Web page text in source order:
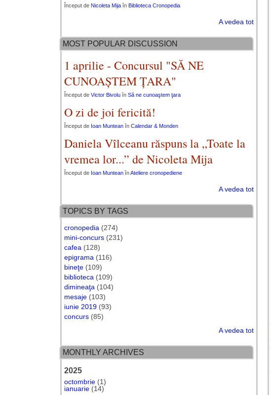
Început de Nicoleta Mija în Biblioteca Cronopedia
A vedea tot
MOST POPULAR DISCUSSION
1 aprilie - Concursul "SĂ NE
CUNOAȘTEM ȚARA"
Început de Victor Bivolu în Să ne cunoaştem ţara
O zi de joi fericită!
Început de Ioan Muntean în Calendar & Monden
Daniela Vîlceanu răspuns la „Toate la
vremea lor...” de Nicoleta Mija
Început de Ioan Muntean înAteliere cronopediene
A vedea tot
TOPICS BY TAGS
cronopedia (274)
mini-concurs (231)
cafea (128)
epigrama (116)
bineţe (109)
biblioteca (109)
dimineaţa (104)
mesaje (103)
iunie 2019 (93)
concurs (85)
A vedea tot
MONTHLY ARCHIVES
2025
octombrie (1)
ianuarie (14)